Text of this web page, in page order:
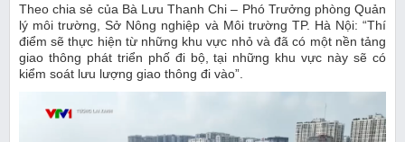
Theo chia sẻ của Bà Lưu Thanh Chi – Phó Trưởng phòng Quản
lý môi trường, Sở Nông nghiệp và Môi trường TP. Hà Nội: “Thí
điểm sẽ thực hiện từ những khu vực nhỏ và đã có một nền tảng
giao thông phát triển phố đi bộ, tại những khu vực này sẽ có
kiểm soát lưu lượng giao thông đi vào”.